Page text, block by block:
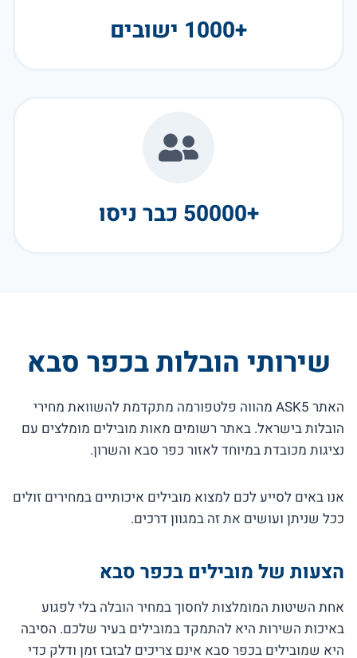
+1000 ישובים
+50000 כבר ניסו
שירותי הובלות בכפר סבא
האתר ASK5 מהווה פלטפורמה מתקדמת להשוואת מחירי
הובלות בישראל. באתר רשומים מאות מובילים מומלצים עם
נציגות מכובדת במיוחד לאזור כפר סבא והשרון.
אנו באים לסייע לכם למצוא מובילים איכותיים במחירים זולים
ככל שניתן ועושים את זה במגוון דרכים.
הצעות של מובילים בכפר סבא
אחת השיטות המומלצות לחסוך במחיר הובלה בלי לפגוע
באיכות השירות היא להתמקד במובילים בעיר שלכם. הסיבה
היא שמובילים בכפר סבא אינם צריכים לבזבז זמן ודלק כדי